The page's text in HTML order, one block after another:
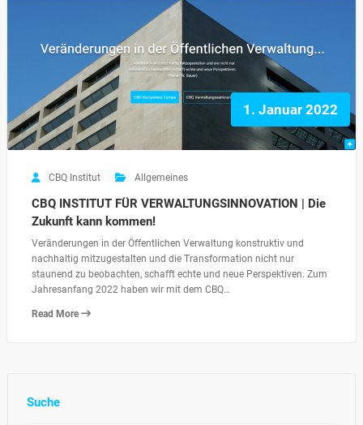
1. Januar 2022
CBQ Institut Allgemeines
CBQ INSTITUT FÜR VERWALTUNGSINNOVATION | Die
Zukunft kann kommen!
Veränderungen in der Öffentlichen Verwaltung konstruktiv und
nachhaltig mitzugestalten und die Transformation nicht nur
staunend zu beobachten, schafft echte und neue Perspektiven. Zum
Jahresanfang 2022 haben wir mit dem CBQ…
Read More
Suche